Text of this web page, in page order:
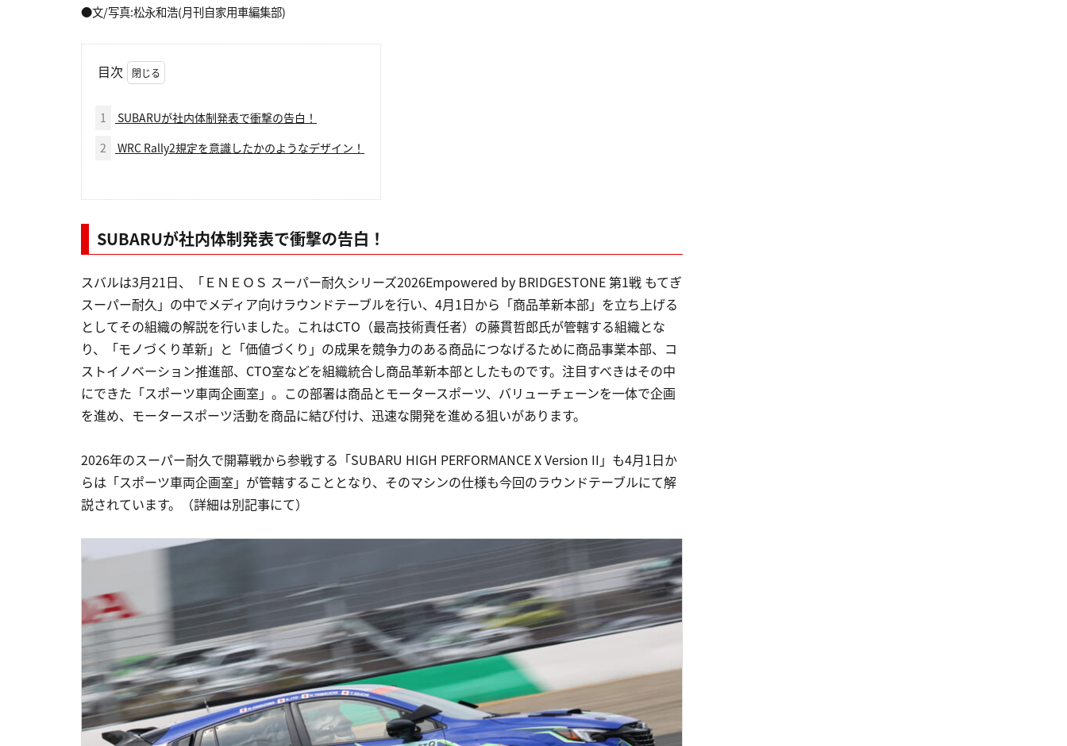
●文/写真:松永和浩(月刊自家用車編集部)
目次
1
SUBARUが社内体制発表で衝撃の告白！
2
WRC Rally2規定を意識したかのようなデザイン！
SUBARUが社内体制発表で衝撃の告白！
スバルは3月21日、「ＥＮＥＯＳ スーパー耐久シリーズ2026Empowered by BRIDGESTONE 第1戦 もてぎ
スーパー耐久」の中でメディア向けラウンドテーブルを行い、4月1日から「商品革新本部」を立ち上げる
としてその組織の解説を行いました。これはCTO（最高技術責任者）の藤貫哲郎氏が管轄する組織とな
り、「モノづくり革新」と「価値づくり」の成果を競争力のある商品につなげるために商品事業本部、コ
ストイノベーション推進部、CTO室などを組織統合し商品革新本部としたものです。注目すべきはその中
にできた「スポーツ車両企画室」。この部署は商品とモータースポーツ、バリューチェーンを一体で企画
を進め、モータースポーツ活動を商品に結び付け、迅速な開発を進める狙いがあります。
2026年のスーパー耐久で開幕戦から参戦する「SUBARU HIGH PERFORMANCE X Version II」も4月1日か
らは「スポーツ車両企画室」が管轄することとなり、そのマシンの仕様も今回のラウンドテーブルにて解
説されています。（詳細は別記事にて）